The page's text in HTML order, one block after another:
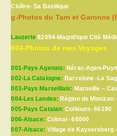
Cloître- Sa Basilique
g-Photos du Tarn et Garonne
Lauzerte 82094-Magnifique Cité
004-Photos de mes Voyages
001-Pays Agenais: Nérac-Agen-
002-La Catalogne:Barcelone -La
003-Pays Marseillais: Marseille –
004-Les Landes:Région de Mimizan
005-Pays Catalan:Collioure- 66190
006-Alsace: Colmar- 68000
007-Alsace: Village de Kaysersberg